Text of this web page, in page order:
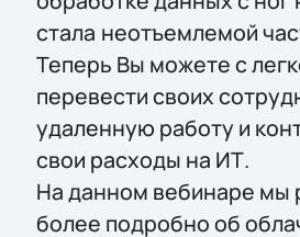
стала неотъемлемой
Теперь Вы можете с
перевести своих
удаленную работу и
свои расходы на ИТ.
На данном вебинаре мы
более подробно об